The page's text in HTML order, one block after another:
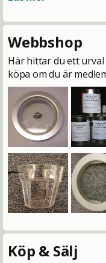
Webbshop
Här hittar du ett
köpa om du är
Köp & Sälj